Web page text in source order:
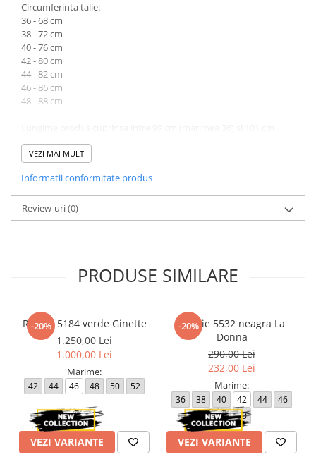
Circumferinta talie:
36 - 68 cm
38 - 72 cm
40 - 76 cm
42 - 80 cm
44 - 82 cm
46 - 86 cm
48 - 88 cm
(marimea 48).
dispozitivul de pe care este vizualizat.
VEZI MAI MULT
Informatii conformitate produs
Review-uri(0)
PRODUSE SIMILARE
-20%
Rochie 5184 verde Ginette
1.250,00 Lei
1.000,00 Lei
Marime:
42 44 46 48 50 52
VEZI VARIANTE
-20%
Rochie 5532 neagra La
Donna
290,00 Lei
232,00 Lei
Marime:
36 38 40 42 44
46
48
50
VEZI VARIANTE